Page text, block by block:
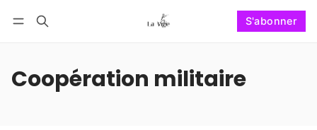
S'abonner
Coopération militaire